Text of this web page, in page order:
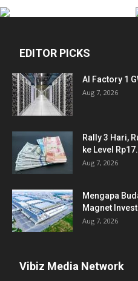
EDITOR PICKS
AI Factory 1
Aug 7, 2026
Rally 3 Hari,
ke Level
Aug 7, 2026
Mengapa
Magnet
Aug 7, 2026
Vibiz Media Network